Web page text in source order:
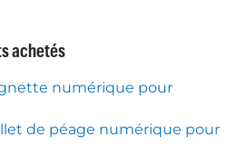
achetés
numérique pour
de péage numérique pour